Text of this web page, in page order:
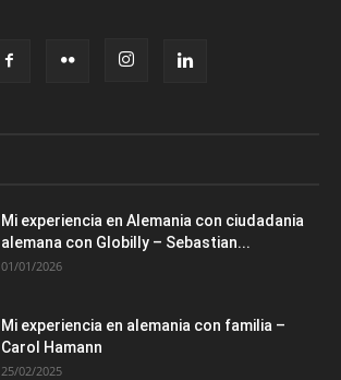
Mi experiencia en Alemania con ciudadania
alemana con Globilly – Sebastian...
01/01/2026
Mi experiencia en alemania con familia –
Carol Hamann
25/02/2025